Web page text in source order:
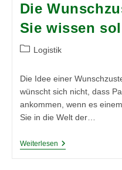
Vereinbarung
2)
Die
Sie wissen
Beitrags-
Logistik
Die Idee einer
wünscht sich nicht, dass
ankommen, wenn es
Sie in die Welt der…
WeiterlesenDie